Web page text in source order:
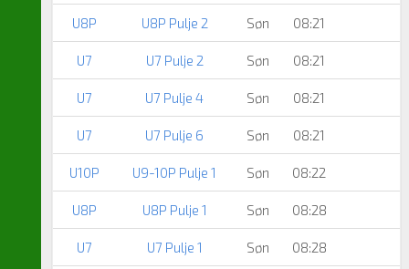
U8P U8P Pulje 2 Søn 08:21
U7 U7 Pulje 2 Søn 08:21
U7 U7 Pulje 4 Søn 08:21
U7 U7 Pulje 6 Søn 08:21
U10P U9-10P Pulje 1 Søn 08:22
U8P U8P Pulje 1 Søn 08:28
U7 U7 Pulje 1 Søn 08:28